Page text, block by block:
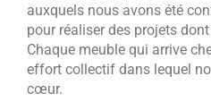
auxquels nous avons été
pour réaliser des projets
Chaque meuble qui arrive
effort collectif dans lequel
cœur.